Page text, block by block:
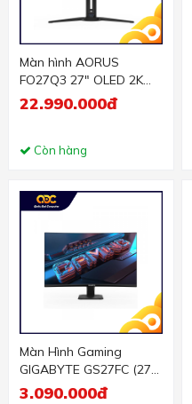
Màn hình AORUS
FO27Q3 27" OLED 2K
360Hz
22.990.000đ
Còn hàng
Màn Hình Gaming
GIGABYTE GS27FC (27
inch - VA - 180Hz - FHD
3.090.000đ